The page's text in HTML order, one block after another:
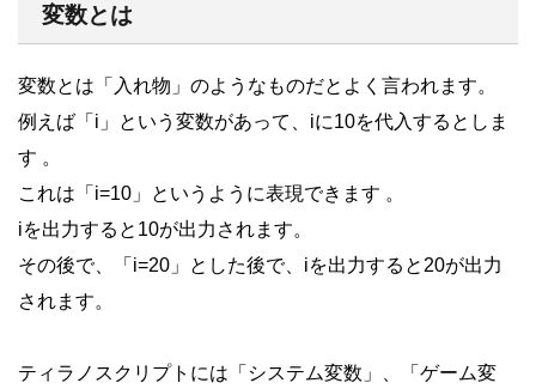
変数とは
変数とは「入れ物」のようなものだとよく言われます。
例えば「i」という変数があって、iに10を代入するとしま
す 。
これは「i=10」というように表現できます 。
iを出力すると10が出力されます。
その後で、「i=20」とした後で、iを出力すると20が出力
されます。
ティラノスクリプトには「システム変数」、「ゲーム変